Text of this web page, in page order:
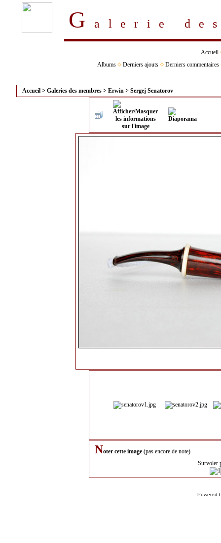
Galerie
Accueil
Albums
Derniers ajouts Derniers commentaires
Accueil > Galeries des membres > Erwin > Sergej Senatorov
Noter cette image (pas encore de note)
Survoler
Powered